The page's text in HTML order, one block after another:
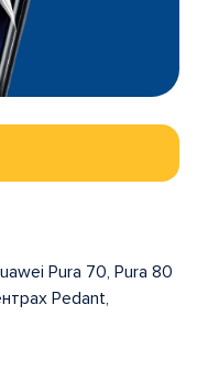
Pura 70, Pura 80
Pedant,